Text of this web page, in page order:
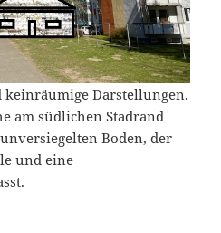
Darstellungen.
am südlichen Stadrand
Boden, der
und eine